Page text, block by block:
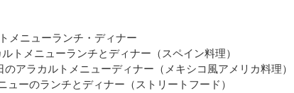
メニューランチ・ディナー
トメニューランチとディナー（スペイン料理）
アラカルトメニューディナー（メキシコ風アメリカ料理）
ューのランチとディナー（ストリートフード）